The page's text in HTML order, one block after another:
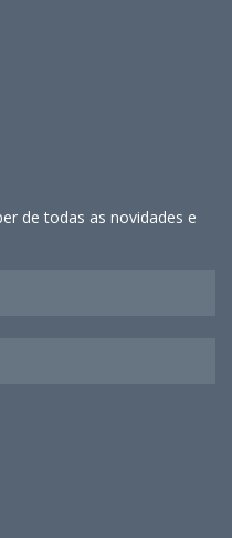
de todas as novidades e